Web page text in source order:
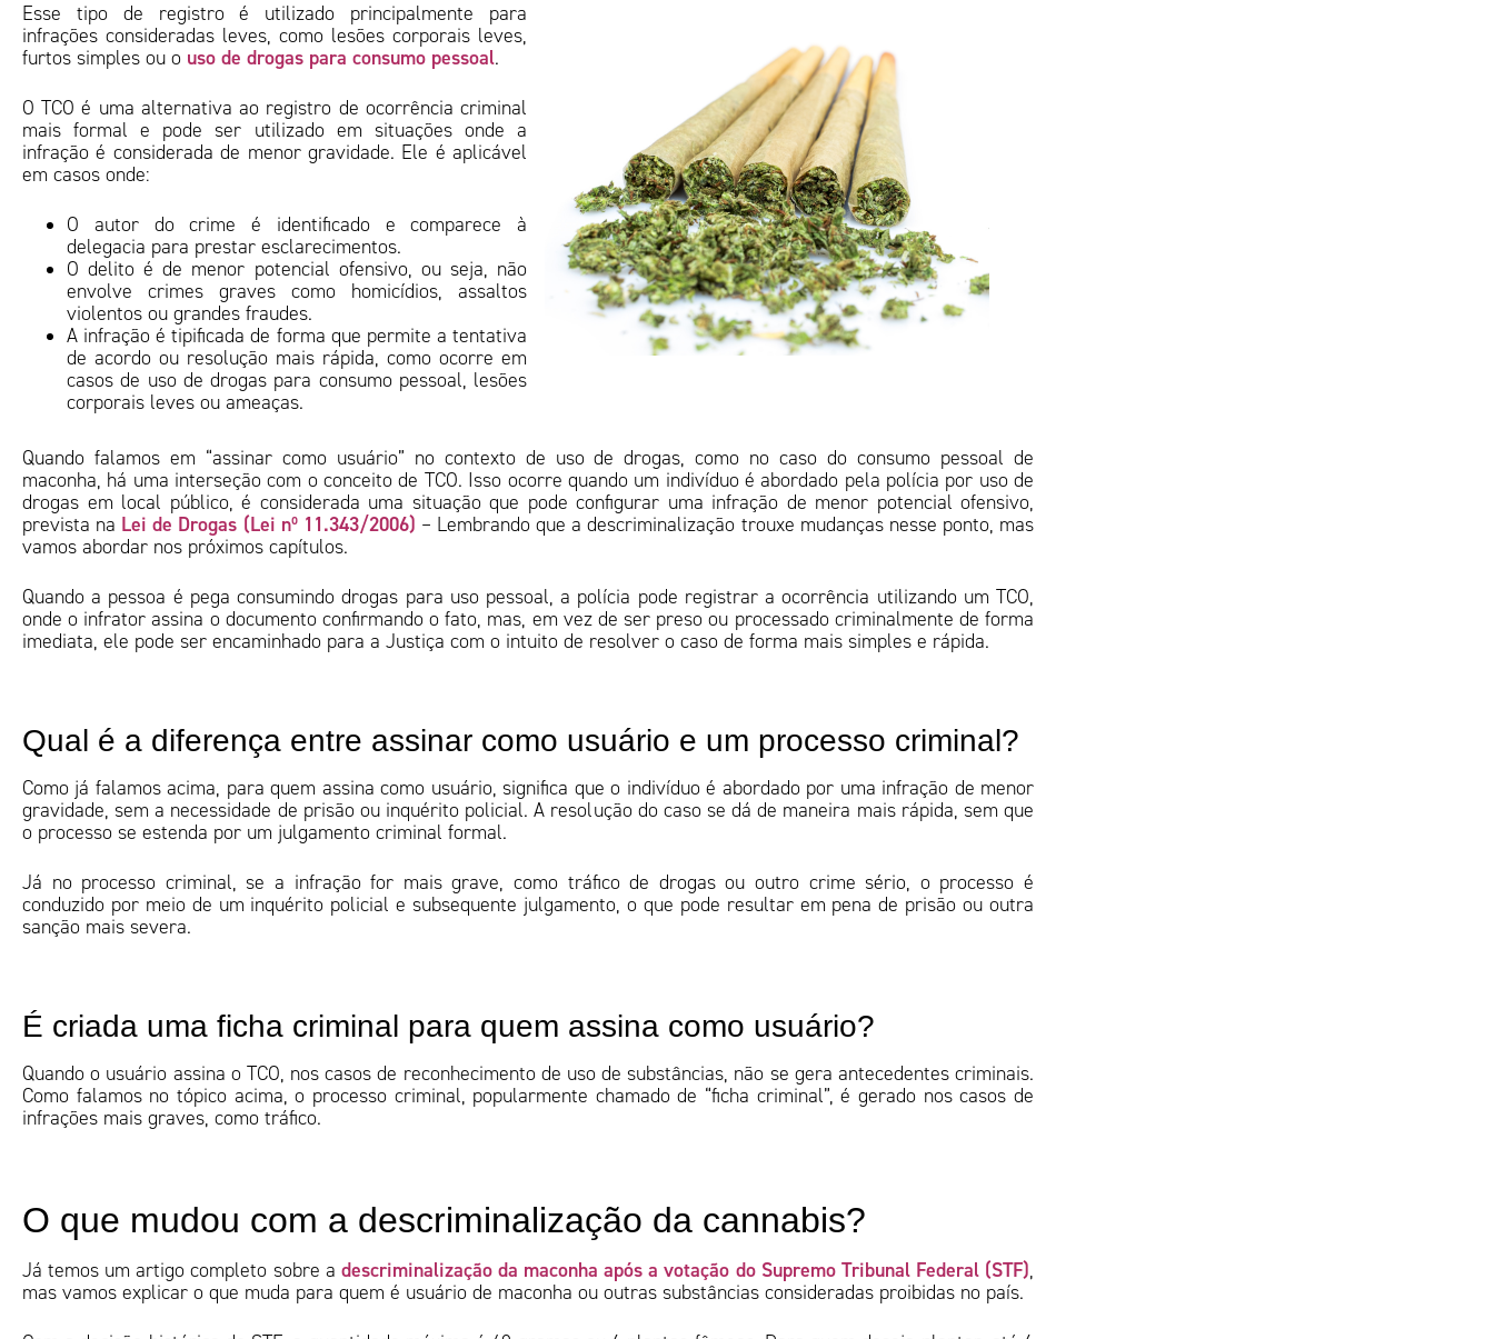
Esse tipo de registro é utilizado principalmente para
infrações consideradas leves, como lesões corporais leves,
furtos simples ou o uso de drogas para consumo pessoal.
O TCO é uma alternativa ao registro de ocorrência criminal
mais formal e pode ser utilizado em situações onde a
infração é considerada de menor gravidade. Ele é aplicável
em casos onde:
O autor do crime é identificado e comparece à
delegacia para prestar esclarecimentos.
O delito é de menor potencial ofensivo, ou seja, não
envolve crimes graves como homicídios, assaltos
violentos ou grandes fraudes.
A infração é tipificada de forma que permite a tentativa
de acordo ou resolução mais rápida, como ocorre em
casos de uso de drogas para consumo pessoal, lesões
corporais leves ou ameaças.
Quando falamos em “assinar como usuário” no contexto de uso de drogas, como no caso do consumo pessoal de
maconha, há uma interseção com o conceito de TCO. Isso ocorre quando um indivíduo é abordado pela polícia por uso de
drogas em local público, é considerada uma situação que pode configurar uma infração de menor potencial ofensivo,
prevista na Lei de Drogas (Lei nº 11.343/2006) – Lembrando que a descriminalização trouxe mudanças nesse ponto, mas
vamos abordar nos próximos capítulos.
Quando a pessoa é pega consumindo drogas para uso pessoal, a polícia pode registrar a ocorrência utilizando um TCO,
onde o infrator assina o documento confirmando o fato, mas, em vez de ser preso ou processado criminalmente de forma
imediata, ele pode ser encaminhado para a Justiça com o intuito de resolver o caso de forma mais simples e rápida.
Qual é a diferença entre assinar como usuário e um processo criminal?
Como já falamos acima, para quem assina como usuário, significa que o indivíduo é abordado por uma infração de menor
gravidade, sem a necessidade de prisão ou inquérito policial. A resolução do caso se dá de maneira mais rápida, sem que
o processo se estenda por um julgamento criminal formal.
Já no processo criminal, se a infração for mais grave, como tráfico de drogas ou outro crime sério, o processo é
conduzido por meio de um inquérito policial e subsequente julgamento, o que pode resultar em pena de prisão ou outra
sanção mais severa.
É criada uma ficha criminal para quem assina como usuário?
Quando o usuário assina o TCO, nos casos de reconhecimento de uso de substâncias, não se gera antecedentes criminais.
Como falamos no tópico acima, o processo criminal, popularmente chamado de “ficha criminal”, é gerado nos casos de
infrações mais graves, como tráfico.
O que mudou com a descriminalização da cannabis?
Já temos um artigo completo sobre a descriminalização da maconha após a votação do Supremo Tribunal Federal (STF),
mas vamos explicar o que muda para quem é usuário de maconha ou outras substâncias consideradas proibidas no país.